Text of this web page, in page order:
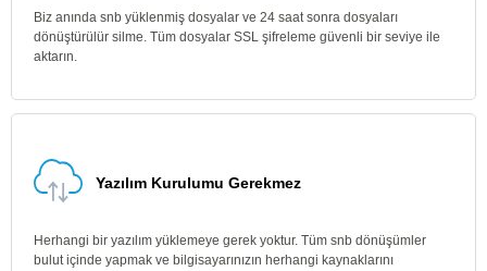
Biz anında snb yüklenmiş dosyalar ve 24 saat sonra dosyaları
dönüştürülür silme. Tüm dosyalar SSL şifreleme güvenli bir seviye ile
aktarın.
Yazılım Kurulumu Gerekmez
Herhangi bir yazılım yüklemeye gerek yoktur. Tüm snb dönüşümler
bulut içinde yapmak ve bilgisayarınızın herhangi kaynaklarını